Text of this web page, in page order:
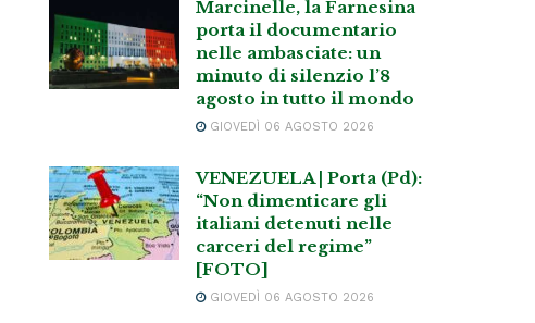
Marcinelle, la Farnesina
porta il documentario
nelle ambasciate: un
minuto di silenzio l’8
agosto in tutto il mondo
GIOVEDÌ 06 AGOSTO 2026
VENEZUELA | Porta (Pd):
“Non dimenticare gli
italiani detenuti nelle
carceri del regime”
[FOTO]
GIOVEDÌ 06 AGOSTO 2026